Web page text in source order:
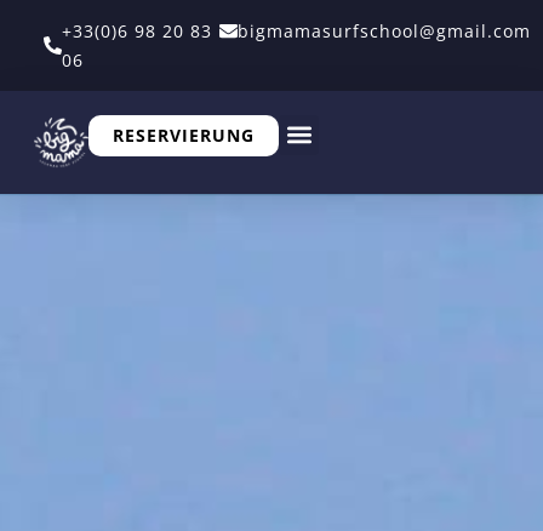
+33(0)6 98 20 83
06
bigmamasurfschool@gmail.com
RESERVIERUNG